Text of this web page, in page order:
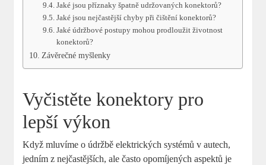
Jaké jsou příznaky špatně udržovaných konektorů?
Jaké jsou nejčastější chyby při čištění konektorů?
Jaké údržbové postupy mohou prodloužit životnost
konektorů?
Závěrečné myšlenky
Vyčistěte konektory pro
lepší výkon
Když mluvíme o údržbě elektrických systémů v autech,
jedním z nejčastějších, ale často opomíjených aspektů je